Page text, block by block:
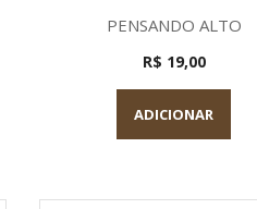
Visualização rápida
PENSANDO ALTO
R$ 19,00
ADICIONAR